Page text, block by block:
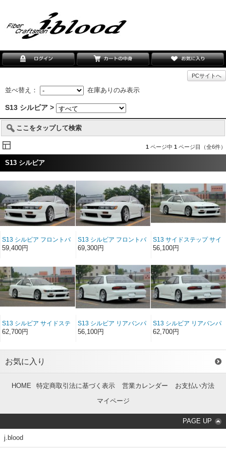
PCサイトへ
並べ替え： 在庫ありのみ表示
S13 シルビア >
ここをタップして検索
1 ページ中 1 ページ目（全6件）
S13 シルビア
S13 シルビア フロントバ
ンパースポイラー FRP
59,400円
S13 シルビア フロントバ
ンパースポイラー ソフト
69,300円
S13 サイドステップ サイ
ドステップ FRP
56,100円
S13 シルビア サイドステ
ップ ソフトFRP
62,700円
S13 シルビア リアバンパ
ースポイラー FRP
56,100円
S13 シルビア リアバンパ
ースポイラー ソフトFRP
62,700円
お気に入り
HOME 特定商取引法に基づく表示 営業カレンダー
お支払い方法
マイページ
PAGE UP
j.blood